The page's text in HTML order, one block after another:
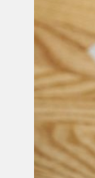
Ищу
Спорт